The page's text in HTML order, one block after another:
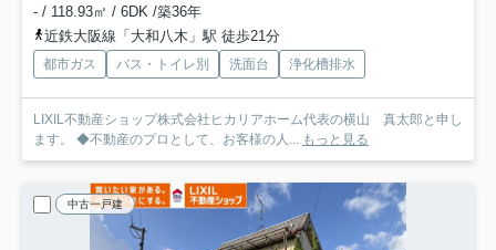
- / 118.93㎡ / 6DK /築36年
近鉄大阪線「大和八木」駅 徒歩21分
都市ガス バス・トイレ別 洗面台 浄化槽排水
LIXIL不動産ショップ株式会社ヒカリアホーム代表の横山 真太郎と申し
ます。 ◆不動産のプロとして、お客様の人...
もっと見る
中古一戸建